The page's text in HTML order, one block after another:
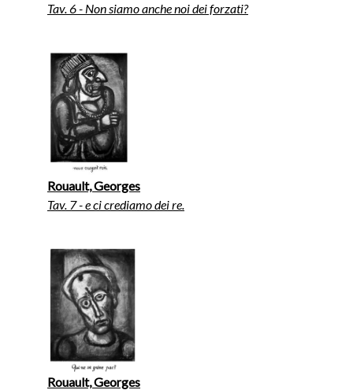
Tav. 6 - Non siamo anche noi dei forzati?
Rouault, Georges
Tav. 7 - e ci crediamo dei re.
Rouault, Georges